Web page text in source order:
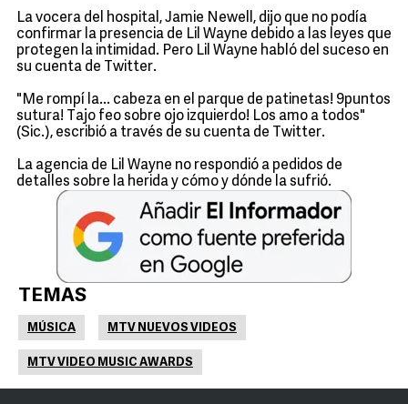
La vocera del hospital, Jamie Newell, dijo que no podía
confirmar la presencia de Lil Wayne debido a las leyes que
protegen la intimidad. Pero Lil Wayne habló del suceso en
su cuenta de Twitter.
"Me rompí la... cabeza en el parque de patinetas! 9puntos
sutura! Tajo feo sobre ojo izquierdo! Los amo a todos"
(Sic.), escribió a través de su cuenta de Twitter.
La agencia de Lil Wayne no respondió a pedidos de
detalles sobre la herida y cómo y dónde la sufrió.
TEMAS
MÚSICA MTV NUEVOS VIDEOS
MTV VIDEO MUSIC AWARDS